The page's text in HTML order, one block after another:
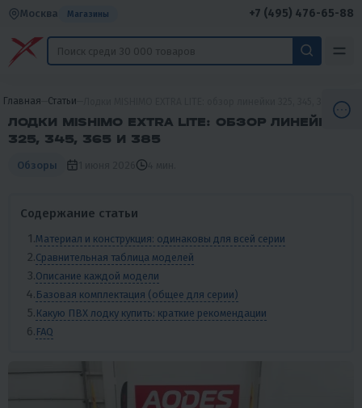
Москва Магазины +7 (495) 476-65-88
Главная Статьи Лодки MISHIMO EXTRA LITE: обзор линейки 325, 345, 365 и 385
ЛОДКИ MISHIMO EXTRA LITE: ОБЗОР ЛИНЕЙКИ
325, 345, 365 И 385
Обзоры
Содержание статьи
Материал и конструкция: одинаковы для всей серии
Сравнительная таблица моделей
Описание каждой модели
Базовая комплектация (общее для серии)
Какую ПВХ лодку купить: краткие рекомендации
FAQ